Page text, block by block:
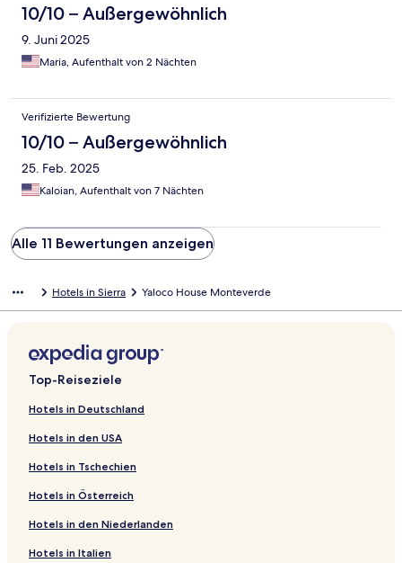
10/10 – Außergewöhnlich
9. Juni 2025
Maria, Aufenthalt von 2 Nächten
Verifizierte Bewertung
10/10 – Außergewöhnlich
25. Feb. 2025
Kaloian, Aufenthalt von 7 Nächten
Alle 11 Bewertungen anzeigen
Hotels in Sierra Yaloco House Monteverde
Top-Reiseziele
Hotels in Deutschland
Hotels in den USA
Hotels in Tschechien
Hotels in Österreich
Hotels in den Niederlanden
Hotels in Italien